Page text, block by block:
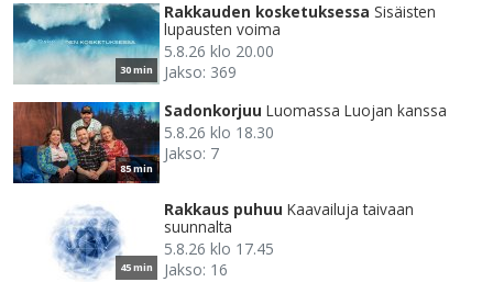
30 min
Rakkauden kosketuksessa Sisäisten
lupausten voima
5.8.26 klo 20.00
Jakso: 369
85 min
Sadonkorjuu Luomassa Luojan kanssa
5.8.26 klo 18.30
Jakso: 7
45 min
Rakkaus puhuu Kaavailuja taivaan
suunnalta
5.8.26 klo 17.45
Jakso: 16